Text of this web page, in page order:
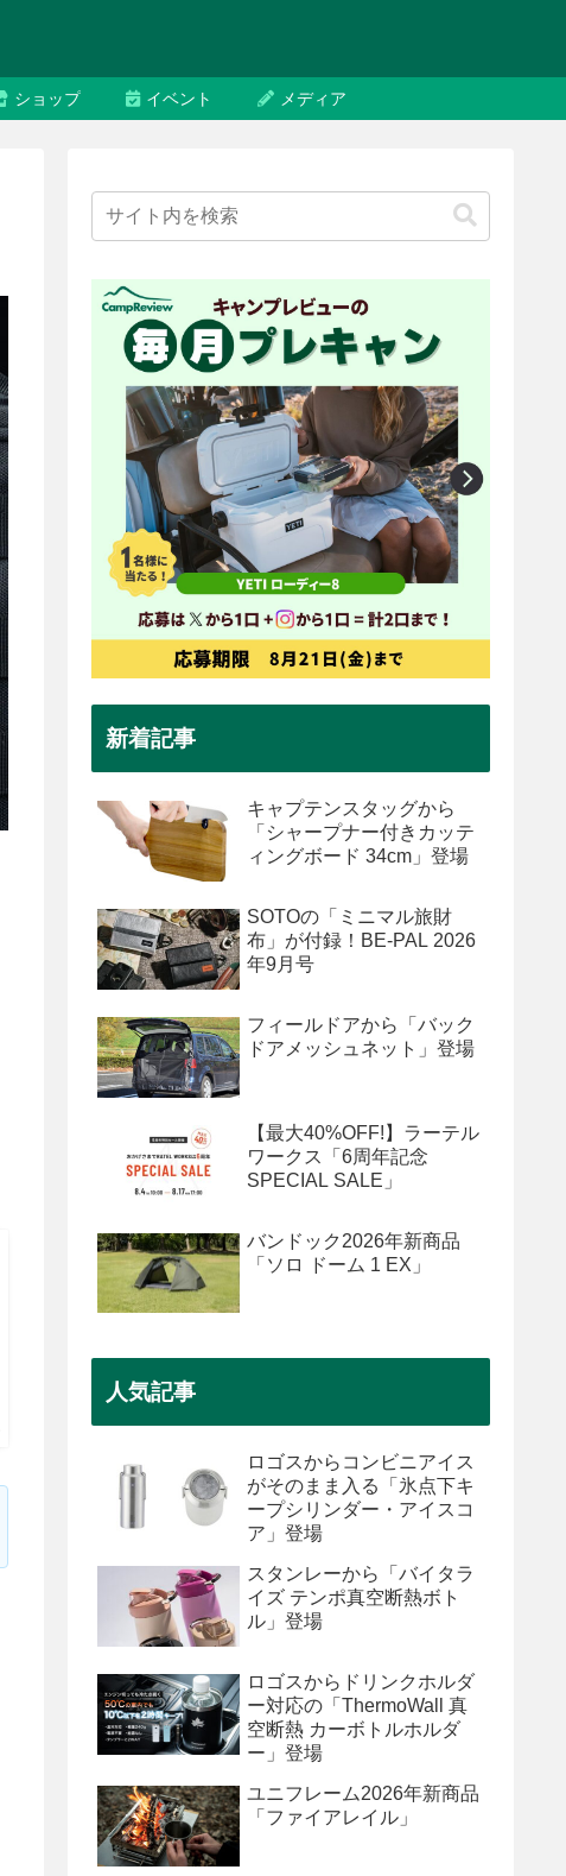
ショップ イベント メディア
新着記事
キャプテンスタッグから
「シャープナー付きカッテ
ィングボード 34cm」登場
SOTOの「ミニマル旅財
布」が付録！BE-PAL 2026
年9月号
フィールドアから「バック
ドアメッシュネット」登場
【最大40%OFF!】ラーテル
ワークス「6周年記念
SPECIAL SALE」
バンドック2026年新商品
「ソロ ドーム 1 EX」
人気記事
ロゴスからコンビニアイス
がそのまま入る「氷点下キ
ープシリンダー・アイスコ
ア」登場
スタンレーから「バイタラ
イズ テンポ真空断熱ボト
ル」登場
ロゴスからドリンクホルダ
ー対応の「ThermoWall 真
空断熱 カーボトルホルダ
ー」登場
ユニフレーム2026年新商品
「ファイアレイル」